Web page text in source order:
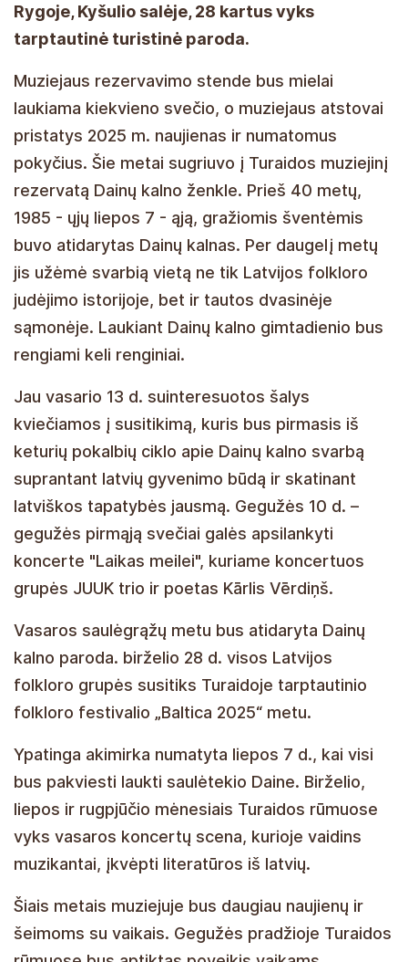
Rygoje, Kyšulio salėje, 28 kartus vyks
tarptautinė turistinė paroda.
Muziejaus rezervavimo stende bus mielai
laukiama kiekvieno svečio, o muziejaus atstovai
pristatys 2025 m. naujienas ir numatomus
pokyčius. Šie metai sugriuvo į Turaidos muziejinį
rezervatą Dainų kalno ženkle. Prieš 40 metų,
1985 - ųjų liepos 7 - ąją, gražiomis šventėmis
buvo atidarytas Dainų kalnas. Per daugelį metų
jis užėmė svarbią vietą ne tik Latvijos folkloro
judėjimo istorijoje, bet ir tautos dvasinėje
sąmonėje. Laukiant Dainų kalno gimtadienio bus
rengiami keli renginiai.
Jau vasario 13 d. suinteresuotos šalys
kviečiamos į susitikimą, kuris bus pirmasis iš
keturių pokalbių ciklo apie Dainų kalno svarbą
suprantant latvių gyvenimo būdą ir skatinant
latviškos tapatybės jausmą. Gegužės 10 d. –
gegužės pirmąją svečiai galės apsilankyti
koncerte "Laikas meilei", kuriame koncertuos
grupės JUUK trio ir poetas Kārlis Vērdiņš.
Vasaros saulėgrąžų metu bus atidaryta Dainų
kalno paroda. birželio 28 d. visos Latvijos
folkloro grupės susitiks Turaidoje tarptautinio
folkloro festivalio „Baltica 2025“ metu.
Ypatinga akimirka numatyta liepos 7 d., kai visi
bus pakviesti laukti saulėtekio Daine. Birželio,
liepos ir rugpjūčio mėnesiais Turaidos rūmuose
vyks vasaros koncertų scena, kurioje vaidins
muzikantai, įkvėpti literatūros iš latvių.
Šiais metais muziejuje bus daugiau naujienų ir
šeimoms su vaikais. Gegužės pradžioje Turaidos